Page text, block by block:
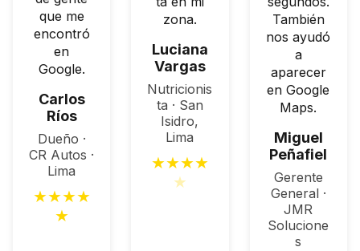
que me
encontró
en
Google.
Carlos
Ríos
Dueño ·
CR Autos ·
Lima
★★★★
★
zona.
Luciana
Vargas
Nutricionis
ta · San
Isidro,
Lima
★★★★
★
También
nos ayudó
a
aparecer
en Google
Maps.
Miguel
Peñafiel
Gerente
General ·
JMR
Solucione
s